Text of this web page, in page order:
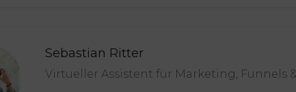
Sebastian Ritter
Virtueller Assistent für Marketing, Funnels